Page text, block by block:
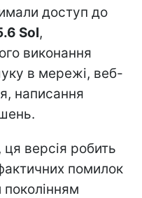
доступ до
Sol,
виконання
в мережі, веб-
написання
версія робить
помилок
поколінням